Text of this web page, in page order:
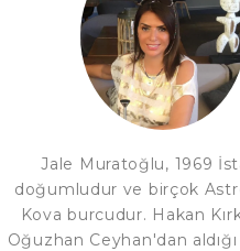
Jale Muratoğlu, 1969
doğumludur ve birçok
Kova burcudur. Hakan
Oğuzhan Ceyhan'dan